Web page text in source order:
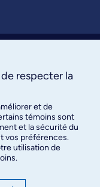
de respecter la
et de
témoins sont
et la sécurité du
vos préférences.
utilisation de